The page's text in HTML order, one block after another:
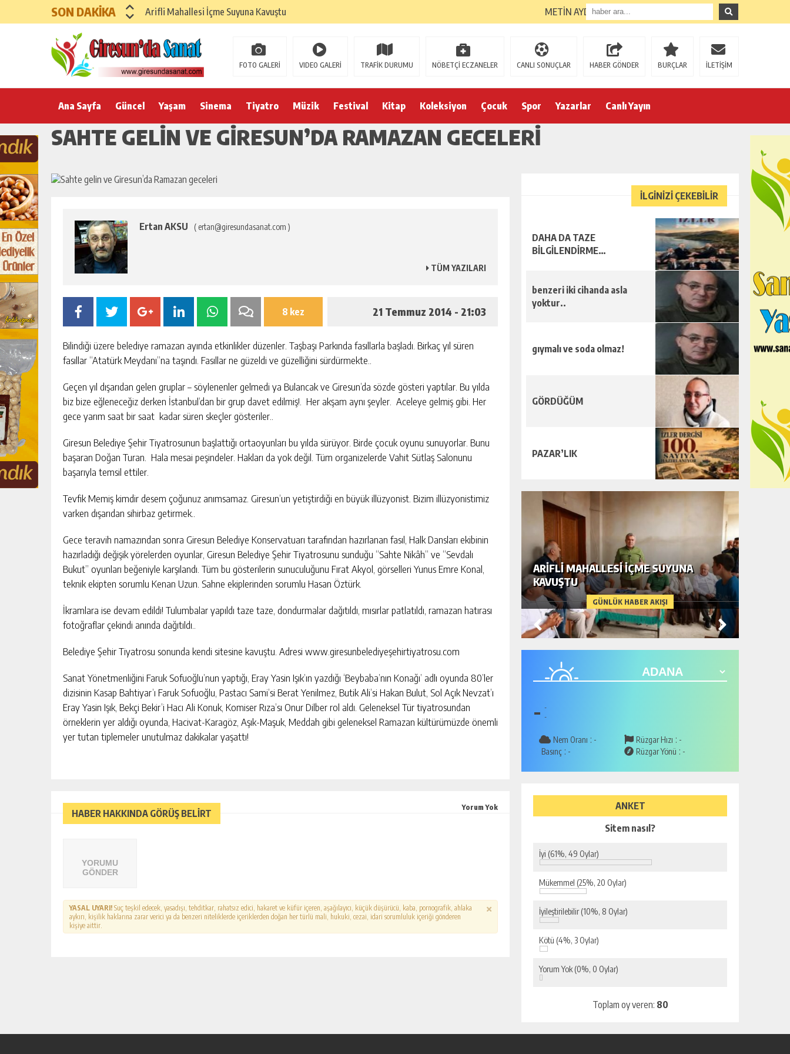
SON DAKİKA Arifli Mahallesi İçme Suyuna Kavuştu METİN AYDIN GÖREVE GETİRİLDİ
FOTO GALERİ VIDEO GALERİ TRAFİK DURUMU NÖBETÇİ ECZANELER CANLI SONUÇLAR HABER GÖNDER BURÇLAR İLETİŞİM
Ana Sayfa Güncel Yaşam Sinema Tiyatro Müzik Festival Kitap Koleksiyon Çocuk Spor Yazarlar Canlı Yayın
SAHTE GELIN VE GIRESUN’DA RAMAZAN GECELERI
Ertan AKSU ( ertan@giresundasanat.com )
TÜM YAZILARI
8 kez 21 Temmuz 2014 - 21:03
Bilindiği üzere belediye ramazan ayında etkinlikler düzenler. Taşbaşı Parkında fasıllarla başladı. Birkaç yıl süren
fasıllar “Atatürk Meydanı”na taşındı. Fasıllar ne güzeldi ve güzelliğini sürdürmekte..
Geçen yıl dışarıdan gelen gruplar – söylenenler gelmedi ya Bulancak ve Giresun’da sözde gösteri yaptılar. Bu yılda
biz bize eğleneceğiz derken İstanbul’dan bir grup davet edilmiş!. Her akşam aynı şeyler. Aceleye gelmiş gibi. Her
gece yarım saat bir saat kadar süren skeçler gösteriler..
Giresun Belediye Şehir Tiyatrosunun başlattığı ortaoyunları bu yılda sürüyor. Birde çocuk oyunu sunuyorlar. Bunu
başaran Doğan Turan. Hala mesai peşindeler. Hakları da yok değil. Tüm organizelerde Vahit Sütlaş Salonunu
başarıyla temsil ettiler.
Tevfik Memiş kimdir desem çoğunuz anımsamaz. Giresun’un yetiştirdiği en büyük illüzyonist. Bizim illüzyonistimiz
varken dışarıdan sihirbaz getirmek..
Gece teravih namazından sonra Giresun Belediye Konservatuarı tarafından hazırlanan fasıl, Halk Dansları ekibinin
hazırladığı değişik yörelerden oyunlar, Giresun Belediye Şehir Tiyatrosunu sunduğu “Sahte Nikâh” ve “Sevdalı
Bukut” oyunları beğeniyle karşılandı. Tüm bu gösterilerin sunuculuğunu Fırat Akyol, görselleri Yunus Emre Konal,
teknik ekipten sorumlu Kenan Uzun. Sahne ekiplerinden sorumlu Hasan Öztürk.
İkramlara ise devam edildi! Tulumbalar yapıldı taze taze, dondurmalar dağıtıldı, mısırlar patlatıldı, ramazan hatırası
fotoğraflar çekindi anında dağıtıldı..
Belediye Şehir Tiyatrosu sonunda kendi sitesine kavuştu. Adresi www.giresunbelediyeşehirtiyatrosu.com
Sanat Yönetmenliğini Faruk Sofuoğlu’nun yaptığı, Eray Yasin Işık’ın yazdığı ‘Beybaba’nın Konağı’ adlı oyunda 80’ler
dizisinin Kasap Bahtiyar’ı Faruk Sofuoğlu, Pastacı Sami’si Berat Yenilmez, Butik Ali’si Hakan Bulut, Sol Açık Nevzat’ı
Eray Yasin Işık, Bekçi Bekir’i Hacı Ali Konuk, Komiser Rıza’sı Onur Dilber rol aldı. Geleneksel Tür tiyatrosundan
örneklerin yer aldığı oyunda, Hacivat-Karagöz, Aşık-Maşuk, Meddah gibi geleneksel Ramazan kültürümüzde önemli
yer tutan tiplemeler unutulmaz dakikalar yaşattı!
HABER HAKKINDA GÖRÜŞ BELİRT
Yorum Yok
YORUMU
GÖNDER
YASAL UYARI! Suç teşkil edecek, yasadışı, tehditkar, rahatsız edici, hakaret ve küfür içeren, aşağılayıcı, küçük düşürücü, kaba, pornografik, ahlaka
aykırı, kişilik haklarına zarar verici ya da benzeri niteliklerde içeriklerden doğan her türlü mali, hukuki, cezai, idari sorumluluk içeriği gönderen
kişiye aittir.
İLGİNİZİ ÇEKEBİLİR
DAHA DA TAZE
BİLGİLENDİRME…
benzeri iki cihanda asla
yoktur..
gıymalı ve soda olmaz!
GÖRDÜĞÜM
PAZAR’LIK
GÜNLÜK HABER AKIŞI
ARIFLI MAHALLESI İÇME SUYUNA
KAVUŞTU
- -
-
Nem Oranı : -
Basınç : -
Rüzgar Hızı : -
Rüzgar Yönü : -
ANKET
Sitem nasıl?
İyi (61%, 49 Oylar)
Mükemmel (25%, 20 Oylar)
İyileştirilebilir(10%, 8 Oylar)
Kötü (4%, 3 Oylar)
Yorum Yok (0%, 0 Oylar)
Toplam oy veren: 80